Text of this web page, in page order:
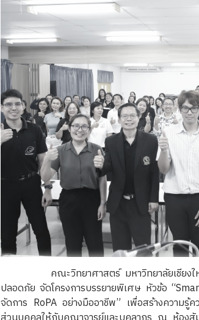
คณะวิทยาศาสตร์ มหาวิทยาลัยเชียงใหม่ เ
ปลอดภัย จัดโครงการบรรยายพิเศษ หัวข้อ
จัดการ RoPA อย่างมืออาชีพ” เพื่อสร้างความรู้